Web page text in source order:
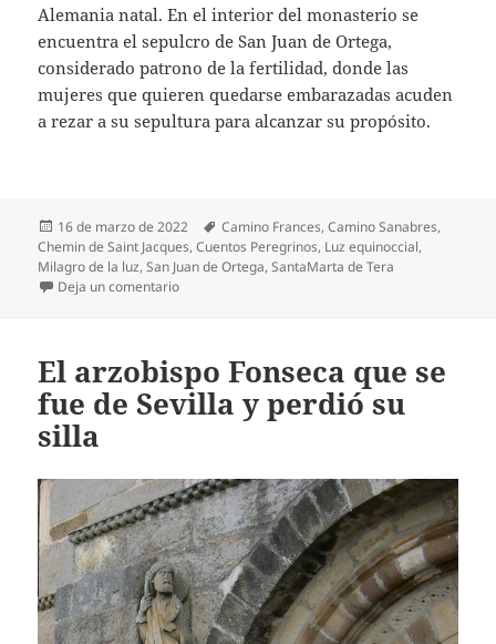
Alemania natal. En el interior del monasterio se
encuentra el sepulcro de San Juan de Ortega,
considerado patrono de la fertilidad, donde las
mujeres que quieren quedarse embarazadas acuden
a rezar a su sepultura para alcanzar su propósito.
Publicado
el
16 de marzo de 2022 Etiquetas
Camino Frances,Camino Sanabres,
Chemin de Saint Jacques,Cuentos Peregrinos, Luz equinoccial,
Milagro de la luz,San Juan de Ortega,SantaMarta de Tera
Deja un comentarioen El milagro de la luz equinoccial: La televisión de
El arzobispo Fonseca que se
fue de Sevilla y perdió su
silla